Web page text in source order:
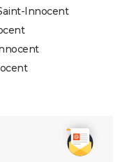
Innocent